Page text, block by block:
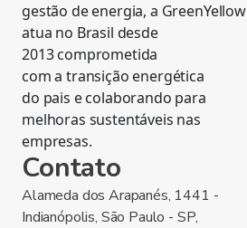
gestão de energia, a GreenYellow
atua no Brasil desde
2013 comprometida
com a transição energética
do pais e colaborando para
melhoras sustentáveis nas
empresas.
Contato
Alameda dos Arapanés, 1441 -
Indianópolis, São Paulo - SP,